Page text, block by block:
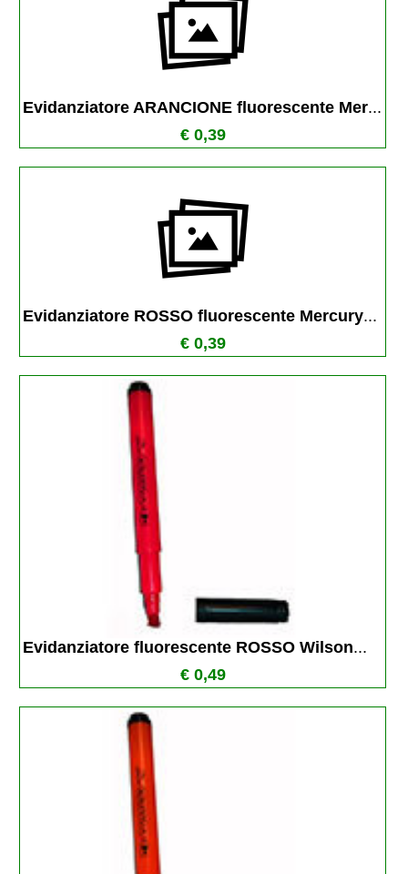
Evidanziatore ARANCIONE fluorescente Mer...
€ 0,39
Evidanziatore ROSSO fluorescente Mercury...
€ 0,39
Evidanziatore fluorescente ROSSO Wilson...
€ 0,49